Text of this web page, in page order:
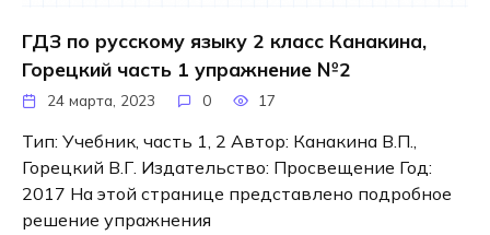
ГДЗ по русскому языку 2 класс Канакина,
Горецкий часть 1 упражнение №2
24 марта, 2023 0 17
Тип: Учебник, часть 1, 2 Автор: Канакина В.П.,
Горецкий В.Г. Издательство: Просвещение Год:
2017 На этой странице представлено подробное
решение упражнения